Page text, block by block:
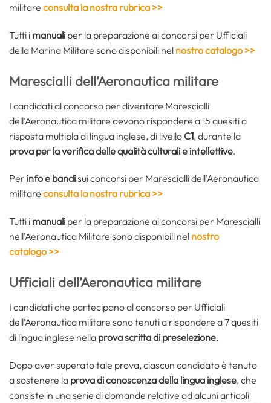
militare consulta la nostra rubrica >>
Tutti i manuali per la preparazione ai concorsi per Ufficiali
della Marina Militare sono disponibili nel nostro catalogo >>
Marescialli dell’Aeronautica militare
I candidati al concorso per diventare Marescialli
dell’Aeronautica militare devono rispondere a 15 quesiti a
risposta multipla di lingua inglese, di livello C1, durante la
prova per la verifica delle qualità culturali e intellettive.
Per info e bandisui concorsi per Marescialli dell’Aeronautica
militare consulta la nostra rubrica >>
Tutti i manuali per la preparazione ai concorsi per Marescialli
nell’Aeronautica Militare sono disponibili nel nostro
catalogo >>
Ufficiali dell’Aeronautica militare
I candidati che partecipano al concorso per Ufficiali
dell’Aeronautica militare sono tenuti a rispondere a 7 quesiti
di lingua inglese nella prova scritta di preselezione.
Dopo aver superato tale prova, ciascun candidato è tenuto
a sostenere la prova di conoscenza della lingua inglese, che
consiste in una serie di domande relative ad alcuni articoli